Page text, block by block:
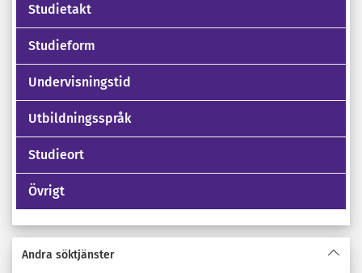
Studietakt
Studieform
Undervisningstid
Utbildningsspråk
Studieort
Övrigt
Andra söktjänster